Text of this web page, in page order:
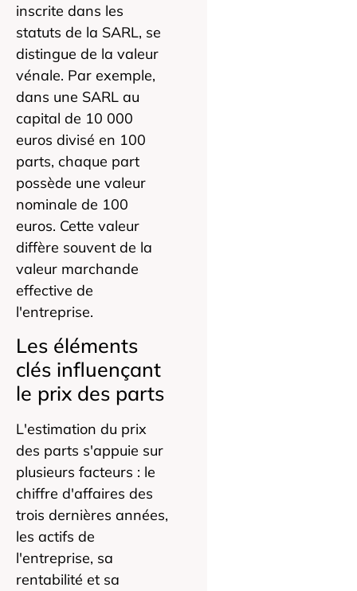
inscrite dans les
statuts de la SARL, se
distingue de la valeur
vénale. Par exemple,
dans une SARL au
capital de 10 000
euros divisé en 100
parts, chaque part
possède une valeur
nominale de 100
euros. Cette valeur
diffère souvent de la
valeur marchande
effective de
l'entreprise.
Les éléments
clés influençant
le prix des parts
L'estimation du prix
des parts s'appuie sur
plusieurs facteurs : le
chiffre d'affaires des
trois dernières années,
les actifs de
l'entreprise, sa
rentabilité et sa